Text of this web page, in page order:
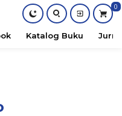
0
Katalog Buku